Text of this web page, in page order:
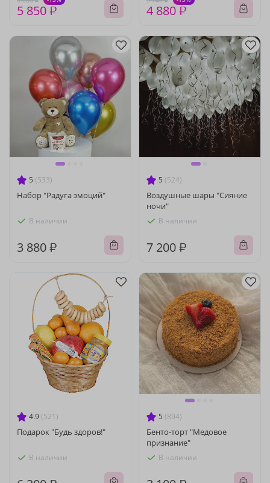
5 850 ₽ 4 880 ₽
5 (533)
Набор "Радуга эмоций"
В наличии
3 880 ₽
5 (524)
Воздушные шары "Сияние
ночи"
В наличии
7 200 ₽
4.9 (521)
Подарок "Будь здоров!"
В наличии
5 (894)
Бенто-торт "Медовое
признание"
В наличии